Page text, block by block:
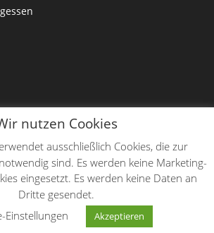
Elegant Themes| Powered by
WordPress
nutzen Cookies
ausschließlich Cookies, die zur
sind. Es werden keine Marketing-
eingesetzt. Es werden keine Daten an
Dritte gesendet.
Einstellungen
Akzeptieren